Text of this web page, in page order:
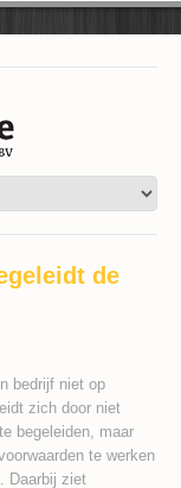
de
bedrijf niet op
zich door niet
begeleiden, maar
te werken
Daarbij ziet